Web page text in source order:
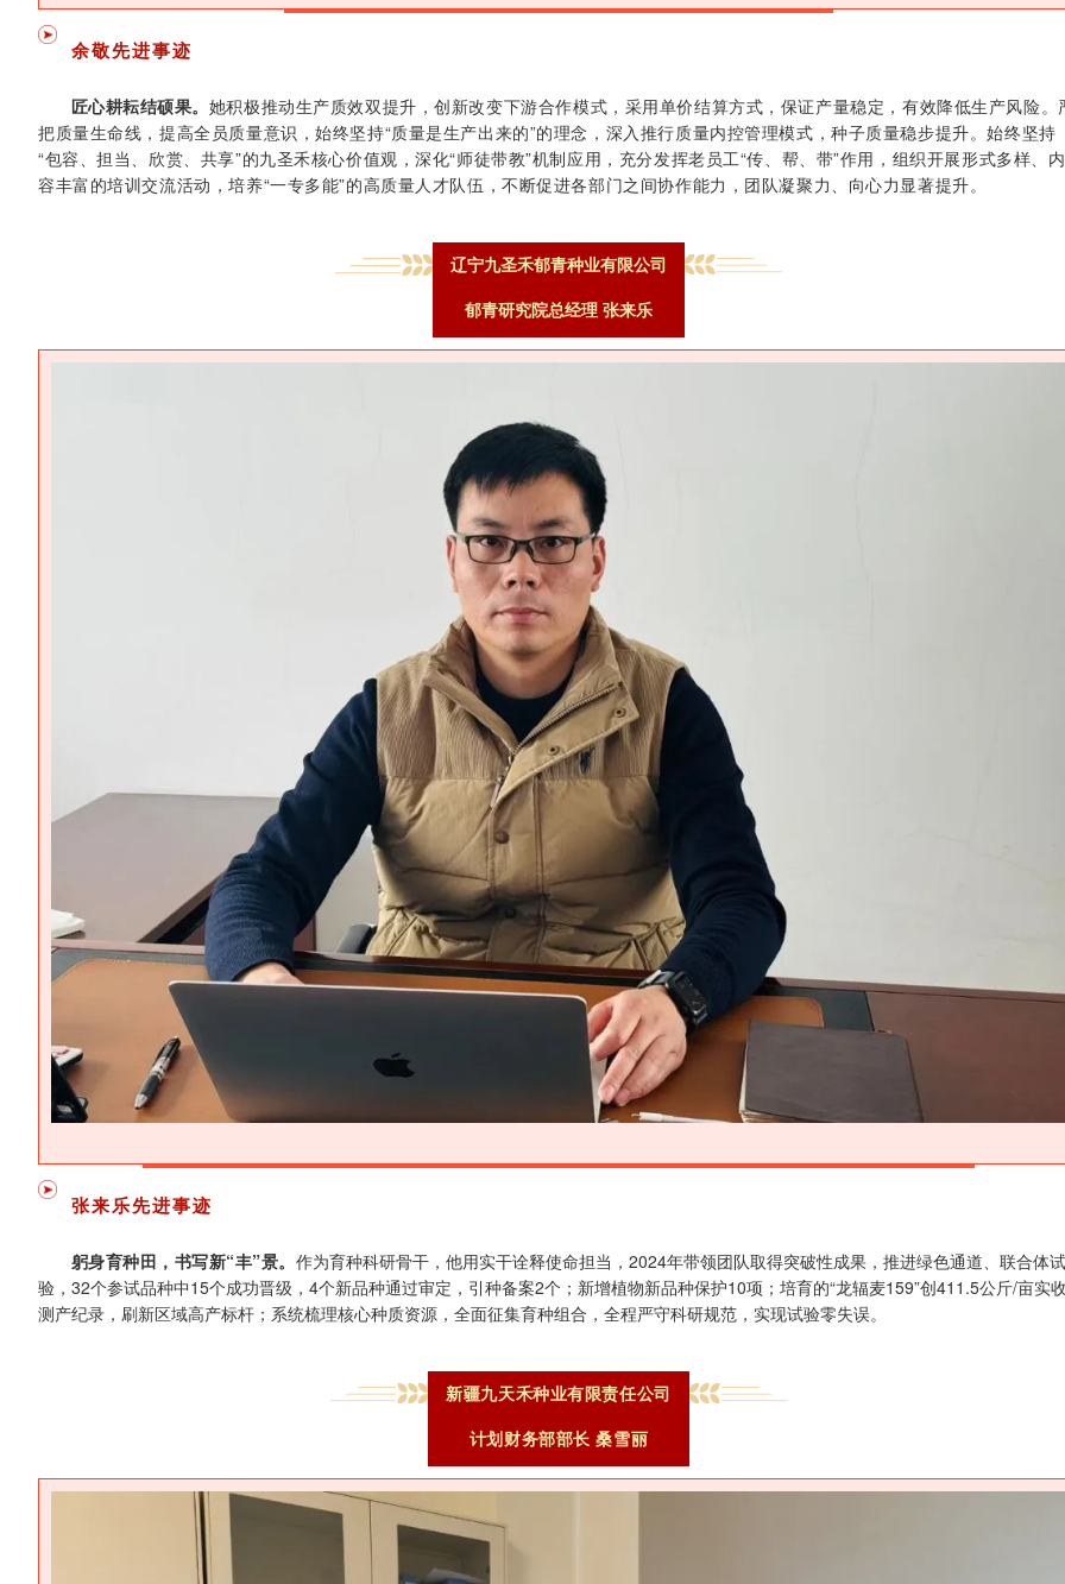
余敬先进事迹
匠心耕耘结硕果。 她积极推动生产质效双提升，创新改变下游合作模式，采用单价结算方式，保证产量稳定，有效降低生产风险。
把质量生命线，提高全员质量意识，始终坚持“质量是生产出来的”的理念，深入推行质量内控管理模式，种子质量稳步提升。始终坚持
“包容、担当、欣赏、共享”的九圣禾核心价值观，深化“师徒带教”机制应用，充分发挥老员工“传、帮、带”作用，组织开展形式多样、内
容丰富的培训交流活动，培养“一专多能”的高质量人才队伍，不断促进各部门之间协作能力，团队凝聚力、向心力显著提升。
辽宁九圣禾郁青种业有限公司
郁青研究院总经理 张来乐
张来乐先进事迹
‌躬身育种田，书写新“丰”景。 作为育种科研骨干，他用实干诠释使命担当，2024年带领团队取得突破性成果，推进绿色通道、联合体试
验，32个参试品种中15个成功晋级，4个新品种通过审定，引种备案2个；新增植物新品种保护10项；培育的“龙辐麦159”创411.5公斤/亩实
测产纪录，刷新区域高产标杆；系统梳理核心种质资源，全面征集育种组合，全程严守科研规范，实现试验零失误。
新疆九天禾种业有限责任公司
计划财务部部长 桑雪丽